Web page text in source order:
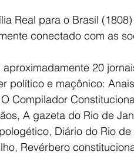
Real para o Brasil
conectado com as
20
político e maçônico:
Compilador
A gazeta do Rio de
Diário do Rio
Revérbero